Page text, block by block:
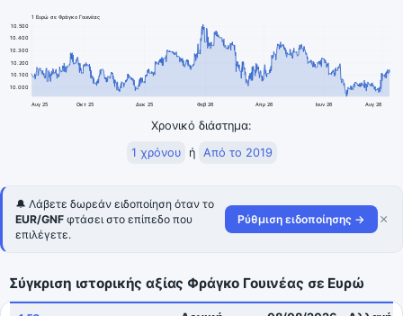
10.000
10.100
10.200
10.300
10.400
10.500
Αυγ 25 Οκτ 25 Δεκ 25 Φεβ 26 Απρ 26 Ιουν 26 Αυγ 26
1 Ευρώ σε Φράγκο Γουινέας
Χρονικό διάστημα:
1 χρόνου
ή Από το 2019
🔔 Λάβετε δωρεάν ειδοποίηση όταν το
EUR/GNF φτάσει στο επίπεδο που
επιλέγετε.
Ρύθμιση ειδοποίησης → ×
Σύγκριση ιστορικής αξίας Φράγκο Γουινέας σε Ευρώ